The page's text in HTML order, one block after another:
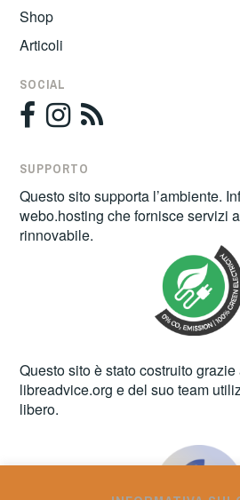
Shop
Articoli
SOCIAL
SUPPORTO
Questo sito supporta l’ambiente.
webo.hosting che fornisce servizi
rinnovabile.
Questo sito è stato costruito grazie
libreadvice.org e del suo team
libero.